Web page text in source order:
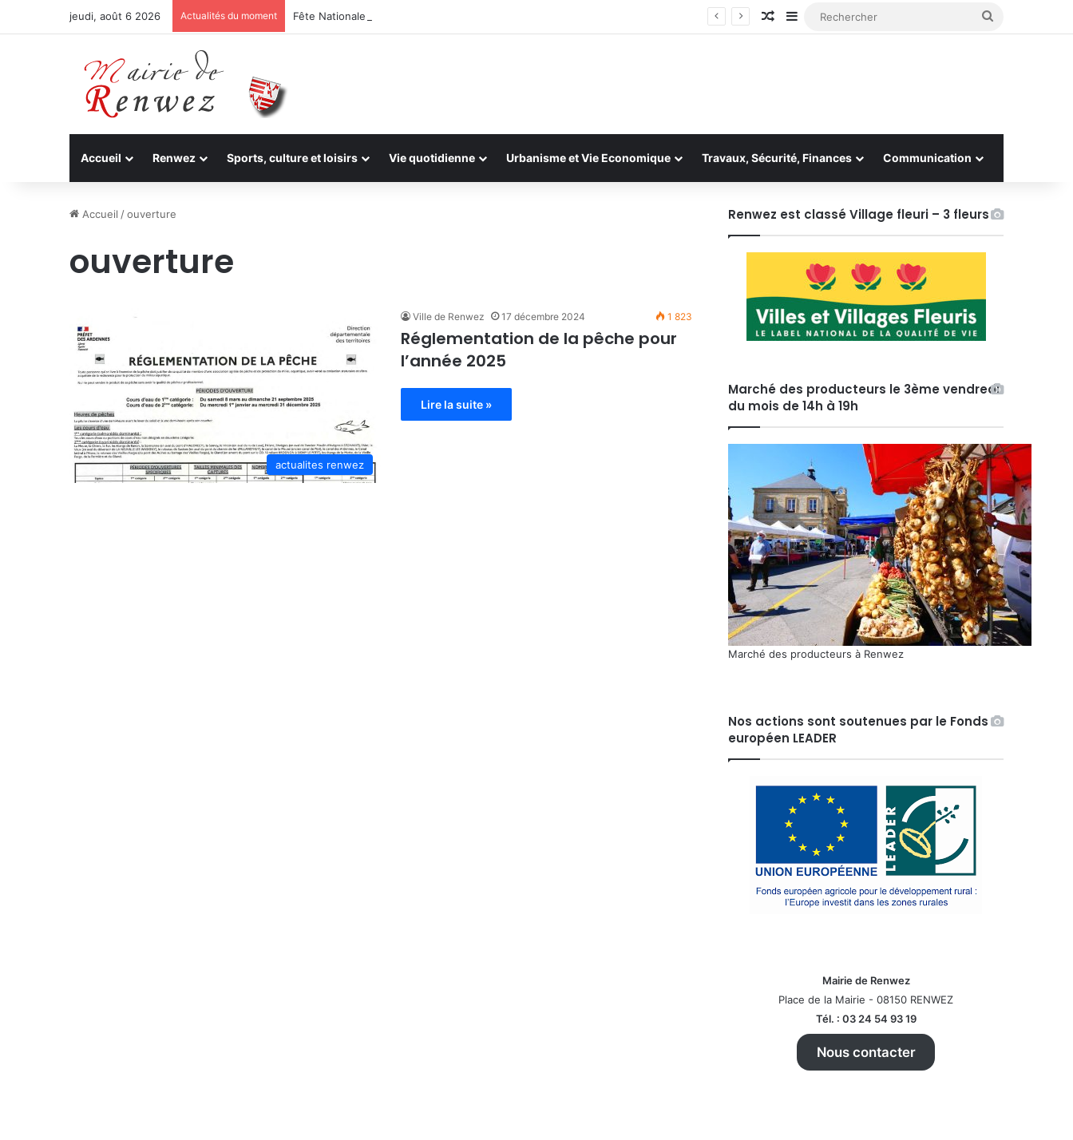
jeudi, août 6 2026 Actualités du moment Fête Nationale : 13 et 14 juillet 2026 Article Aléatoire
Sidebar (barre latérale)
Accueil Renwez Sports, culture et loisirs Vie quotidienne Urbanisme et Vie Economique Travaux, Sécurité, Finances Communication
Accueil /ouverture
ouverture
actualites renwez
Ville de Renwez 17 décembre 2024 1 823
Réglementation de la pêche pour
l’année 2025
Lire la suite »
Renwez est classé Village fleuri – 3 fleurs
Marché des producteurs le 3ème vendredi
du mois de 14h à 19h
Marché des producteurs à Renwez
Nos actions sont soutenues par le Fonds
européen LEADER
Mairie de Renwez
Place de la Mairie - 08150 RENWEZ
Tél. : 03 24 54 93 19
Nous contacter